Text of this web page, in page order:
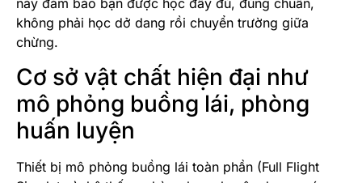
này đảm bảo bạn được học đầy đủ, đúng chuẩn,
không phải học dở dang rồi chuyển trường giữa
chừng.
Cơ sở vật chất hiện đại như
mô phỏng buồng lái, phòng
huấn luyện
Thiết bị mô phỏng buồng lái toàn phần (Full Flight